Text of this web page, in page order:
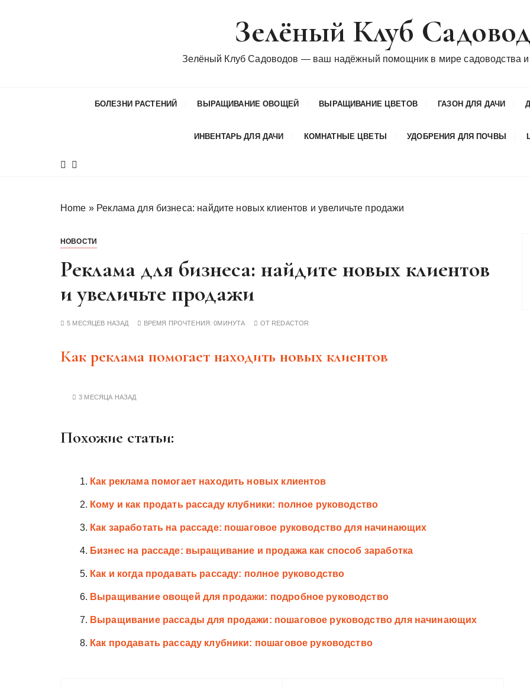
Зелёный Клуб
Зелёный Клуб Садоводов — ваш надёжный помощник в мире садоводства и
БОЛЕЗНИ РАСТЕНИЙ ВЫРАЩИВАНИЕ ОВОЩЕЙ ВЫРАЩИВАНИЕ ЦВЕТОВ ГАЗОН ДЛЯ ДАЧИ
ИНВЕНТАРЬ ДЛЯ ДАЧИ КОМНАТНЫЕ ЦВЕТЫ УДОБРЕНИЯ ДЛЯ ПОЧВЫ
Home » Реклама для бизнеса: найдите новых клиентов и увеличьте продажи
НОВОСТИ
Реклама для бизнеса: найдите новых клиентов
и увеличьте продажи
5 МЕСЯЦЕВ НАЗАД ВРЕМЯ ПРОЧТЕНИЯ:0МИНУТА ОТ REDACTOR
Как реклама помогает находить новых клиентов
3 МЕСЯЦА НАЗАД
Похожие статьи:
Как реклама помогает находить новых клиентов
Кому и как продать рассаду клубники: полное руководство
Как заработать на рассаде: пошаговое руководство для начинающих
Бизнес на рассаде: выращивание и продажа как способ заработка
Как и когда продавать рассаду: полное руководство
Выращивание овощей для продажи: подробное руководство
Выращивание рассады для продажи: пошаговое руководство для начинающих
Как продавать рассаду клубники: пошаговое руководство